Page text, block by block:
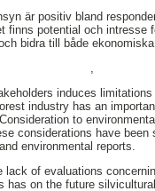
är positiv bland
finns potential och
bidra till både
,
induces
industry has an
to
considerations have
environmental reports.
of evaluations
has on the future